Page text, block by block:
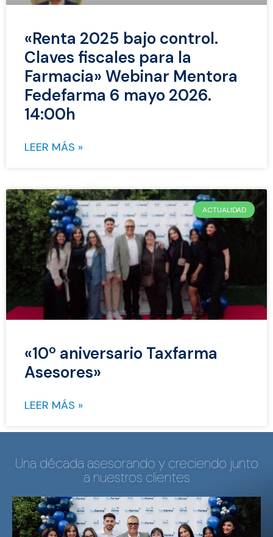
«Renta 2025 bajo control.
Claves fiscales para la
Farmacia» Webinar Mentora
Fedefarma 6 mayo 2026.
14:00h
LEER MÁS »
ACTUALIDAD
«10º aniversario Taxfarma
Asesores»
LEER MÁS »
Una década asesorando y creciendo junto
a nuestros clientes